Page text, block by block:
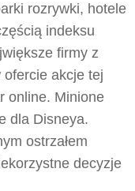
rozrywki, hotele
indeksu
firmy z
ofercie akcje tej
online. Minione
dla Disneya.
ostrzałem
decyzje